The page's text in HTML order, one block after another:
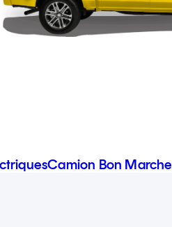
Camion Bon Marche